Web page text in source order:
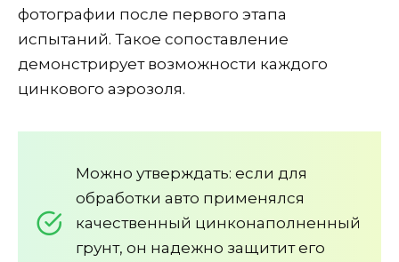
фотографии после первого этапа
испытаний. Такое сопоставление
демонстрирует возможности каждого
цинкового аэрозоля.
Можно утверждать: если для
обработки авто применялся
качественный цинконаполненный
грунт, он надежно защитит его